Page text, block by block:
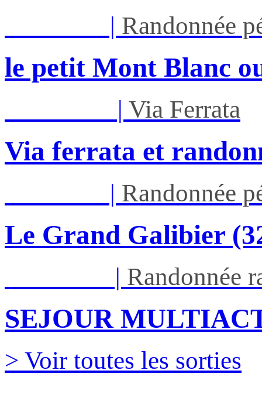
| Randonnée
le petit Mont Blanc
| Via Ferrata
Via ferrata et
| Randonnée
Le Grand Galibier
| Randonnée
SEJOUR
> Voir toutes les sorties